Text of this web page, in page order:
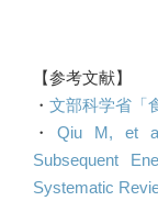
【参考文献】
・ 文部科学省「
・Qiu M, et
Subsequent
Systematic